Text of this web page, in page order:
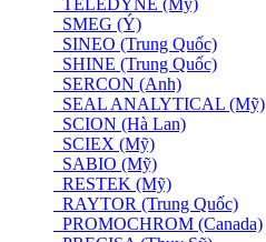
SMEG (Ý)
SINEO (Trung Quốc)
SHINE (Trung Quốc)
SERCON (Anh)
SEAL ANALYTICAL (Mỹ)
SCION (Hà Lan)
SCIEX (Mỹ)
SABIO (Mỹ)
RESTEK (Mỹ)
RAYTOR (Trung Quốc)
PROMOCHROM (Canada)